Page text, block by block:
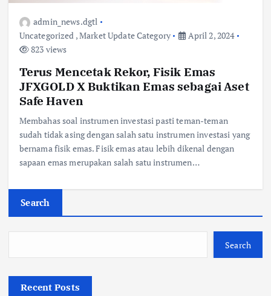
admin_news.dgtl
Uncategorized ,Market Update Category
April 2, 2024
823 views
Terus Mencetak Rekor, Fisik Emas
JFXGOLD X Buktikan Emas sebagai Aset
Safe Haven
Membahas soal instrumen investasi pasti teman-teman
sudah tidak asing dengan salah satu instrumen investasi yang
bernama fisik emas. Fisik emas atau lebih dikenal dengan
sapaan emas merupakan salah satu instrumen…
Search
Search
Recent Posts